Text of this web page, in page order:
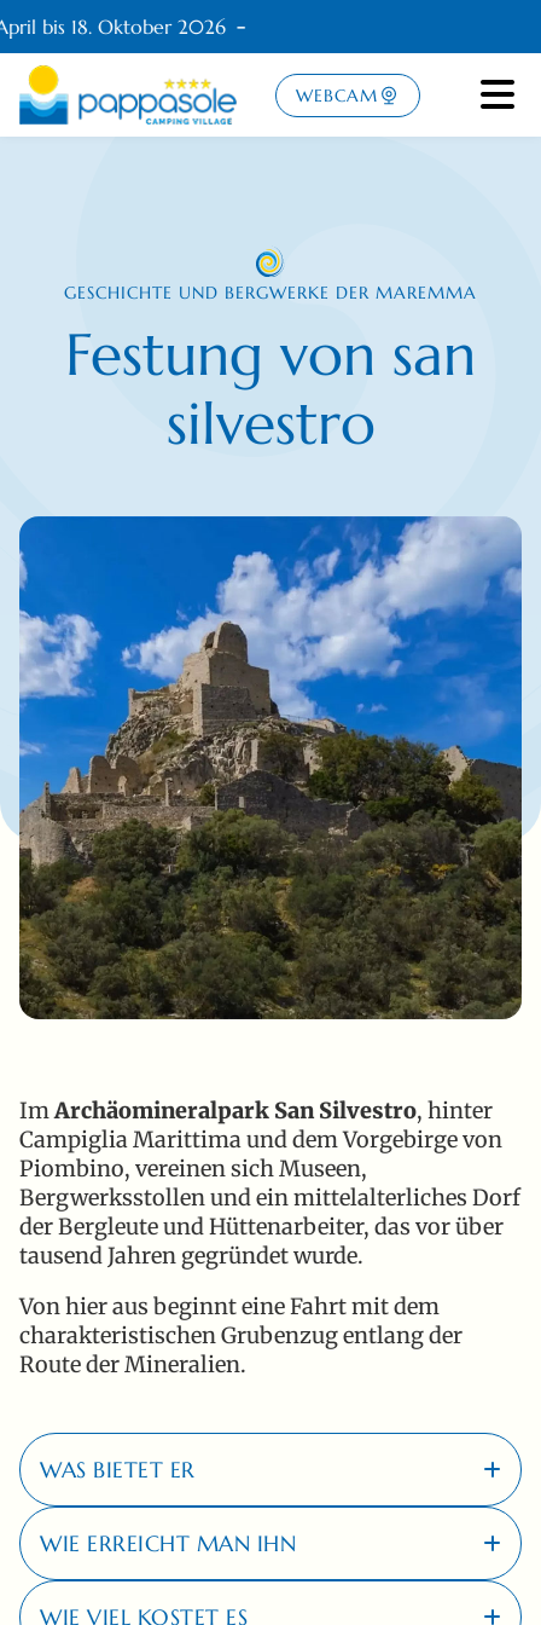
bis 18. Oktober 2026
WEBCAM
Festung von san
silvestro
GESCHICHTE UND BERGWERKE DER MAREMMA
ImArchäomineralpark San Silvestro, hinter
Campiglia Marittima und dem Vorgebirge von
Piombino, vereinen sich Museen,
Bergwerksstollen und ein mittelalterliches Dorf
der Bergleute und Hüttenarbeiter, das vor über
tausend Jahren gegründet wurde.
Von hier aus beginnt eine Fahrt mit dem
charakteristischen Grubenzug entlang der
Route der Mineralien.
WAS BIETET ER
Besuch des Museums für Archäologie und
Mineralien
Besuch der Mine von Temperino
WIE ERREICHT MAN IHN
WIE VIEL KOSTET ES